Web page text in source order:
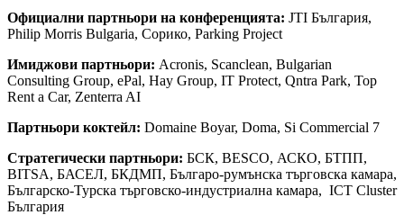
Официални партньори на конференцията: JTI България,
Philip Morris Bulgaria, Сорико, Parking Project
Имиджови партньори: Acronis, Scanclean, Bulgarian
Consulting Group, ePal, Hay Group, IT Protect, Qntra Park, Top
Rent a Car, Zenterra AI
Партньори коктейл: Domaine Boyar, Doma, Si Commercial 7
Стратегически партньори: БСК, BESCO, АСКО, БТПП,
BITSA, БАСЕЛ, БКДМП, Българо-румънска търговска камара,
Българско-Турска търговско-индустриална камара, ICT Cluster
България